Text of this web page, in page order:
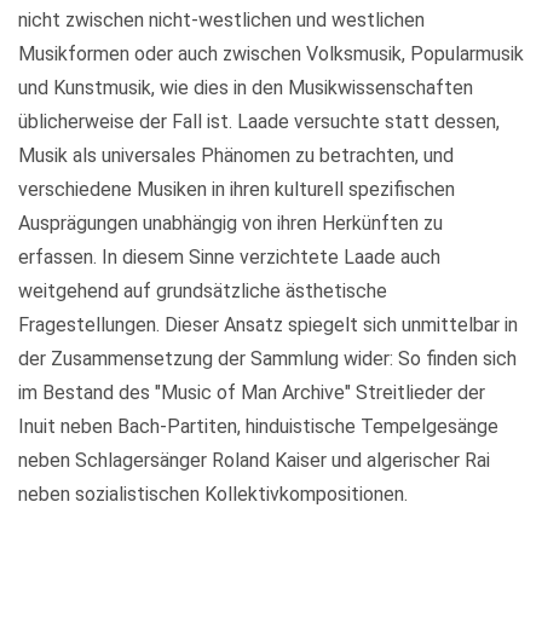
nicht zwischen nicht-westlichen und westlichen
Musikformen oder auch zwischen Volksmusik, Popularmusik
und Kunstmusik, wie dies in den Musikwissenschaften
üblicherweise der Fall ist. Laade versuchte statt dessen,
Musik als universales Phänomen zu betrachten, und
verschiedene Musiken in ihren kulturell spezifischen
Ausprägungen unabhängig von ihren Herkünften zu
erfassen. In diesem Sinne verzichtete Laade auch
weitgehend auf grundsätzliche ästhetische
Fragestellungen. Dieser Ansatz spiegelt sich unmittelbar in
der Zusammensetzung der Sammlung wider: So finden sich
im Bestand des "Music of Man Archive" Streitlieder der
Inuit neben Bach-Partiten, hinduistische Tempelgesänge
neben Schlagersänger Roland Kaiser und algerischer Rai
neben sozialistischen Kollektivkompositionen.